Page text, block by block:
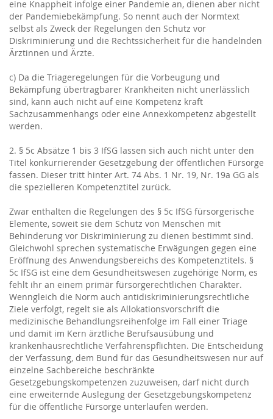
eine Knappheit infolge einer Pandemie an, dienen aber nicht
der Pandemiebekämpfung. So nennt auch der Normtext
selbst als Zweck der Regelungen den Schutz vor
Diskriminierung und die Rechtssicherheit für die handelnden
Ärztinnen und Ärzte.
c) Da die Triageregelungen für die Vorbeugung und
Bekämpfung übertragbarer Krankheiten nicht unerlässlich
sind, kann auch nicht auf eine Kompetenz kraft
Sachzusammenhangs oder eine Annexkompetenz abgestellt
werden.
2. § 5c Absätze 1 bis 3 IfSG lassen sich auch nicht unter den
Titel konkurrierender Gesetzgebung der öffentlichen Fürsorge
fassen. Dieser tritt hinter Art. 74 Abs. 1 Nr. 19, Nr. 19a GG als
die spezielleren Kompetenztitel zurück.
Zwar enthalten die Regelungen des § 5c IfSG fürsorgerische
Elemente, soweit sie dem Schutz von Menschen mit
Behinderung vor Diskriminierung zu dienen bestimmt sind.
Gleichwohl sprechen systematische Erwägungen gegen eine
Eröffnung des Anwendungsbereichs des Kompetenztitels. §
5c IfSG ist eine dem Gesundheitswesen zugehörige Norm, es
fehlt ihr an einem primär fürsorgerechtlichen Charakter.
Wenngleich die Norm auch antidiskriminierungsrechtliche
Ziele verfolgt, regelt sie als Allokationsvorschrift die
medizinische Behandlungsreihenfolge im Fall einer Triage
und damit im Kern ärztliche Berufsausübung und
krankenhausrechtliche Verfahrenspflichten. Die Entscheidung
der Verfassung, dem Bund für das Gesundheitswesen nur auf
einzelne Sachbereiche beschränkte
Gesetzgebungskompetenzen zuzuweisen, darf nicht durch
eine erweiternde Auslegung der Gesetzgebungskompetenz
für die öffentliche Fürsorge unterlaufen werden.